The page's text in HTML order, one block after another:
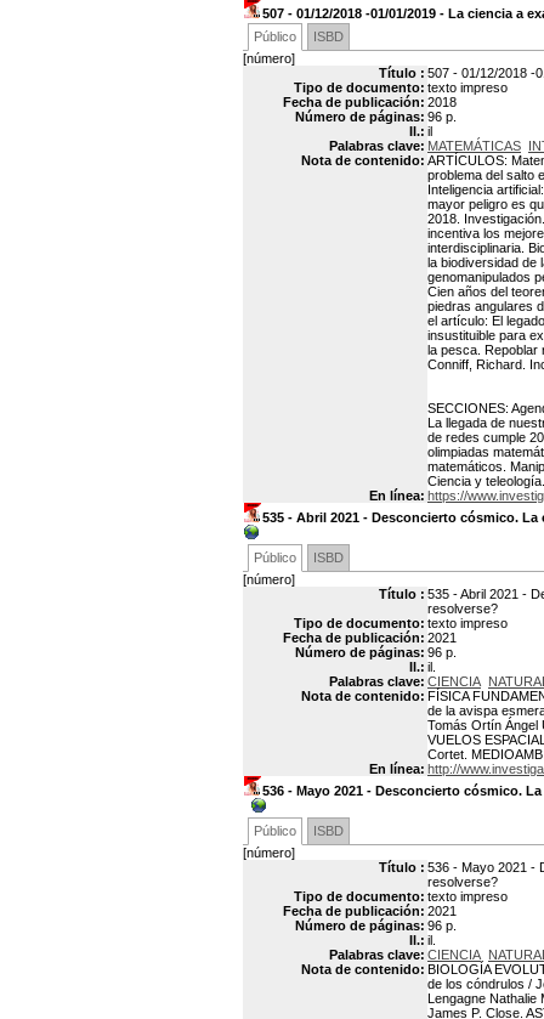
507 - 01/12/2018 -01/01/2019 - La ciencia a
Público
ISBD
[número]
Título : 507 - 01/12/2018 -
Tipo de documento: texto impreso
Fecha de publicación: 2018
Número de páginas: 96 p.
Il.: il
Palabras clave: MATEMÁTICAS
Nota de contenido: ARTÍCULOS:
problema del salto
Inteligencia
mayor peligro es
2018.
incentiva los
interdisciplinaria.
la biodiversidad de
genomanipulados
Cien años del
piedras angulares
el artículo: El
insustituible para
la pesca. Repoblar
Conniff, Richard.
SECCIONES:
La llegada de
de redes cumple
olimpiadas
matemáticos.
Ciencia y
En línea: https://
535 - Abril 2021 - Desconcierto cósmico.
Público
ISBD
[número]
Título : 535 - Abril 2021 -
resolverse?
Tipo de documento: texto impreso
Fecha de publicación: 2021
Número de páginas: 96 p.
Il.: il.
Palabras clave: CIENCIA
Nota de contenido: FÍSICA
de la avispa
Tomás Ortín Ángel
VUELOS
Cortet.
En línea: http://
536 - Mayo 2021 - Desconcierto cósmico.
Público
ISBD
[número]
Título : 536 - Mayo 2021 -
resolverse?
Tipo de documento: texto impreso
Fecha de publicación: 2021
Número de páginas: 96 p.
Il.: il.
Palabras clave: CIENCIA
Nota de contenido: BIOLOGÍA
de los cóndrulos /
Lengagne Nathalie
James P. Close.